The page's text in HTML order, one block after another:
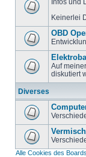
Keinerlei
OBD
Auf
diskutiert
Diverses
Alle Cookies des